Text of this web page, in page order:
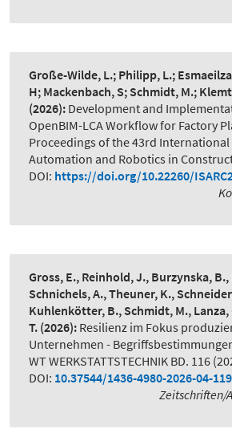
Große-Wilde, L.; Philipp, L.;
H; Mackenbach, S; Schmidt, M.;
(2026): Development and
OpenBIM-LCA Workflow for Factory
Proceedings of the 43rd
Automation and Robotics in
DOI: https://doi.org/10.22260/
Gross, E., Reinhold, J., Burzynska,
Schnichels, A., Theuner, K.,
Kuhlenkötter, B., Schmidt, M.,
T. (2026): Resilienz im Fokus
Unternehmen -
WT WERKSTATTSTECHNIK BD. 116
DOI: 10.37544/1436-4980-2026-04-119
Zeitschriften/